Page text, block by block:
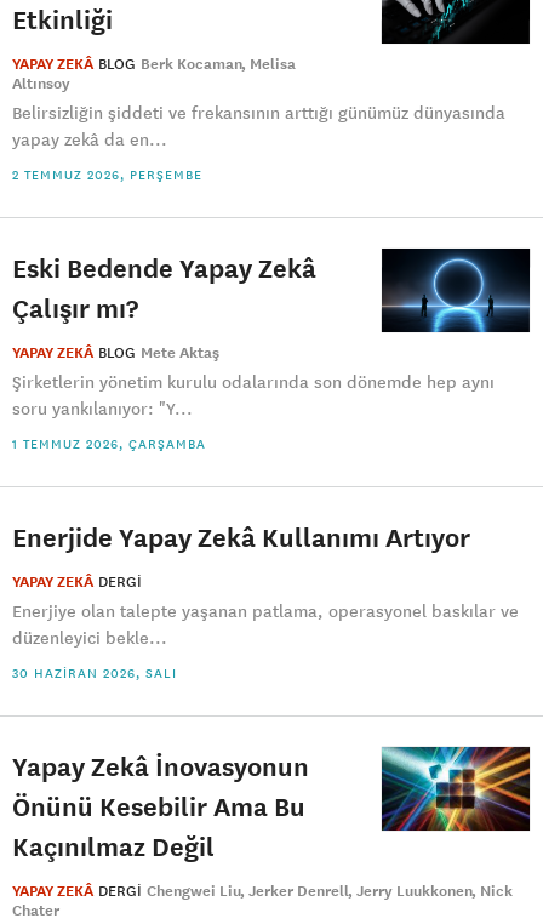
Etkinliği
YAPAY ZEKÂ BLOG Berk Kocaman Melisa
Altınsoy
Belirsizliğin şiddeti ve frekansının arttığı günümüz dünyasında
yapay zekâ da en...
2 TEMMUZ 2026, PERŞEMBE
Eski Bedende Yapay Zekâ
Çalışır mı?
YAPAY ZEKÂ BLOG Mete Aktaş
Şirketlerin yönetim kurulu odalarında son dönemde hep aynı
soru yankılanıyor: "Y...
1 TEMMUZ 2026, ÇARŞAMBA
Enerjide Yapay Zekâ Kullanımı Artıyor
YAPAY ZEKÂ DERGI
Enerjiye olan talepte yaşanan patlama, operasyonel baskılar ve
düzenleyici bekle...
30 HAZIRAN 2026, SALI
Yapay Zekâ İnovasyonun
Önünü Kesebilir Ama Bu
Kaçınılmaz Değil
YAPAY ZEKÂ DERGI Chengwei Liu Jerker Denrell Jerry Luukkonen Nick
Chater